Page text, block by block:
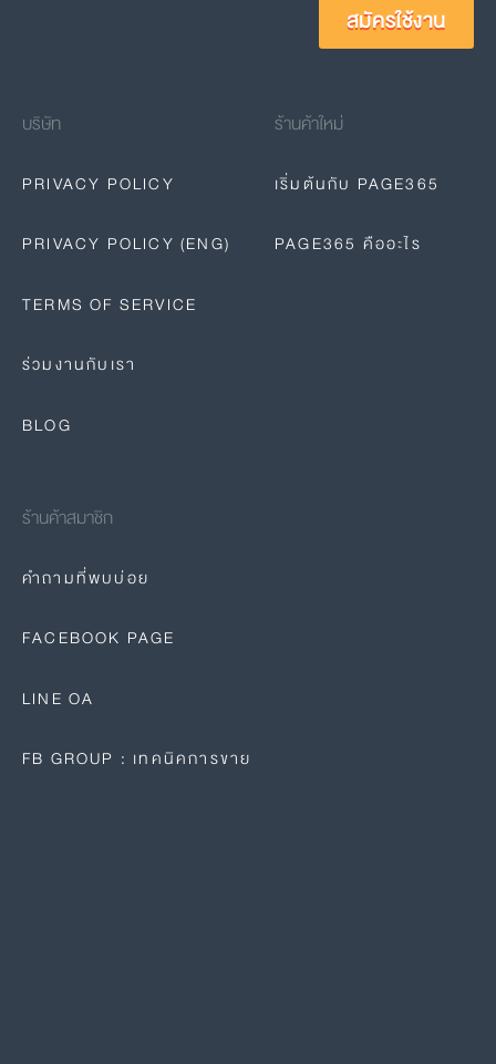
สมัครใช้งาน
บริษัท
PRIVACY POLICY
PRIVACY POLICY (ENG)
TERMS OF SERVICE
ร่วมงานกับเรา
BLOG
ร้านค้าใหม่
เริ่มต้นกับ PAGE365
PAGE365 คืออะไร
ร้านค้าสมาชิก
คำถามที่พบบ่อย
FACEBOOK PAGE
LINE OA
FB GROUP : เทคนิคการขาย